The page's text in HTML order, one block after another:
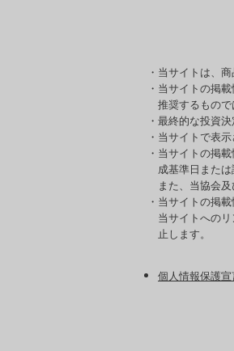
・当サイトは、
・当サイトの掲
推奨するもの
・最終的な投資
・当サイトで表
・当サイトの掲
成基準日また
また、当協会
・当サイトの掲
当サイトへの
止します。
個人情報保護